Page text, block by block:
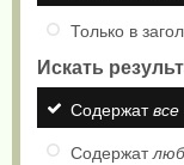
Только в
Искать
Содержатвсе
Содержат